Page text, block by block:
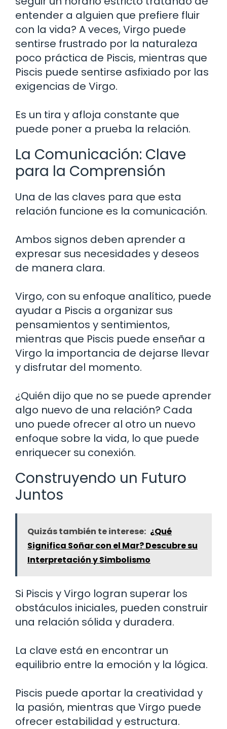
entender a alguien que prefiere fluir
con la vida? A veces, Virgo puede
sentirse frustrado por la naturaleza
poco práctica de Piscis, mientras que
Piscis puede sentirse asfixiado por las
exigencias de Virgo.
Es un tira y afloja constante que
puede poner a prueba la relación.
La Comunicación: Clave
para la Comprensión
Una de las claves para que esta
relación funcione es la comunicación.
Ambos signos deben aprender a
expresar sus necesidades y deseos
de manera clara.
Virgo, con su enfoque analítico, puede
ayudar a Piscis a organizar sus
pensamientos y sentimientos,
mientras que Piscis puede enseñar a
Virgo la importancia de dejarse llevar
y disfrutar del momento.
¿Quién dijo que no se puede aprender
algo nuevo de una relación? Cada
uno puede ofrecer al otro un nuevo
enfoque sobre la vida, lo que puede
enriquecer su conexión.
Construyendo un Futuro
Juntos
Quizás también te interese: ¿Qué
Significa Soñar con el Mar? Descubre su
Interpretación y Simbolismo
Si Piscis y Virgo logran superar los
obstáculos iniciales, pueden construir
una relación sólida y duradera.
La clave está en encontrar un
equilibrio entre la emoción y la lógica.
Piscis puede aportar la creatividad y
la pasión, mientras que Virgo puede
ofrecer estabilidad y estructura.